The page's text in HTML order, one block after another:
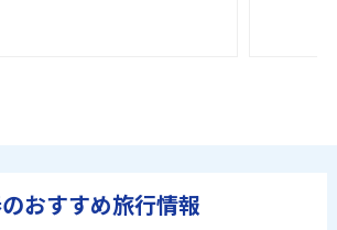
おすすめ旅行情報